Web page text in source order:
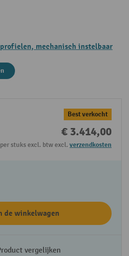
mechanisch instelbaar
Best verkocht
€ 3.414,00
per stuks excl. btw excl. verzendkosten
de winkelwagen
vergelijken